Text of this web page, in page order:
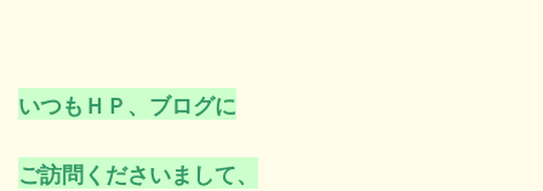
いつもＨＰ、ブログに
ご訪問くださいまして、